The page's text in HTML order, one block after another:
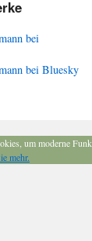
bei
bei Bluesky
um moderne
mehr.